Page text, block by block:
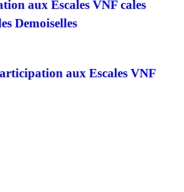
aux Escales VNF cales
Demoiselles
aux Escales VNF